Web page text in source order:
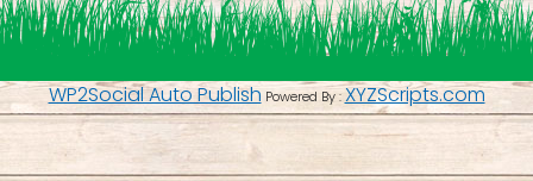
WP2Social Auto Publish Powered By :XYZScripts.com